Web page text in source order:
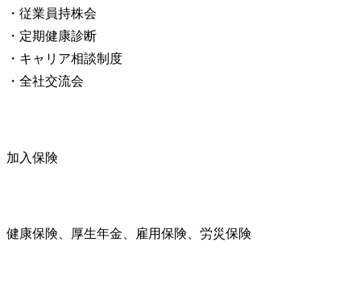
・従業員持株会
・定期健康診断
・キャリア相談制度
・全社交流会
加入保険
健康保険、厚生年金、雇用保険、労災保険